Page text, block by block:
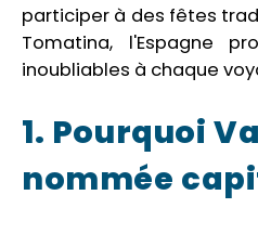
participer à des fêtes
Tomatina, l'Espagne
inoubliables à chaque
1. Pourquoi
nommée